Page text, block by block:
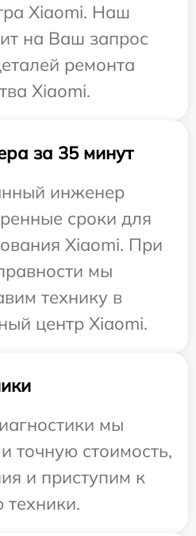
Xiaomi. Наш
на Ваш запрос
ремонта
Xiaomi.
за 35 минут
инженер
сроки для
Xiaomi. При
мы
технику в
центр Xiaomi.
мы
точную стоимость,
и приступим к
техники.